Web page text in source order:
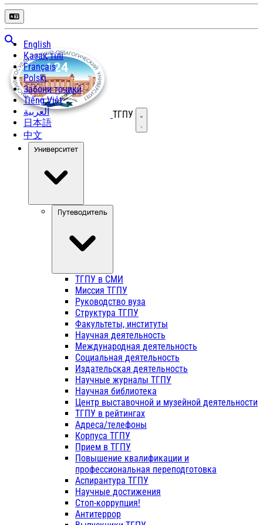
English
Қазақ тілі
Français
Polski
Забони тоҷикӣ
Tiếng Việt
العربية
日本語
中文
ТГПУ Открыть меню
Университет
Путеводитель
ТГПУ в СМИ
Миссия ТГПУ
Руководство вуза
Структура ТГПУ
Факультеты, институты
Научная деятельность
Международная деятельность
Социальная деятельность
Издательская деятельность
Научные журналы ТГПУ
Научная библиотека
Центр выставочной и музейной деятельности
ТГПУ в рейтингах
Адреса/телефоны
Корпуса ТГПУ
Прием в ТГПУ
Повышение квалификации и
профессиональная переподготовка
Аспирантура ТГПУ
Научные достижения
Стоп-коррупция!
Антитеррор